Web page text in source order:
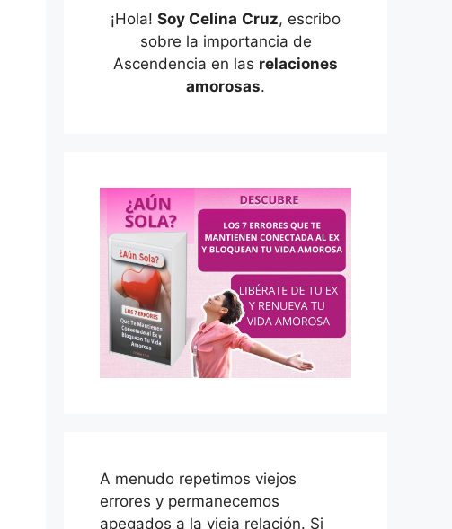
¡Hola! Soy Celina Cruz, escribo
sobre la importancia de
Ascendencia en las relaciones
amorosas.
A menudo repetimos viejos
errores y permanecemos
apegados a la vieja relación. Si